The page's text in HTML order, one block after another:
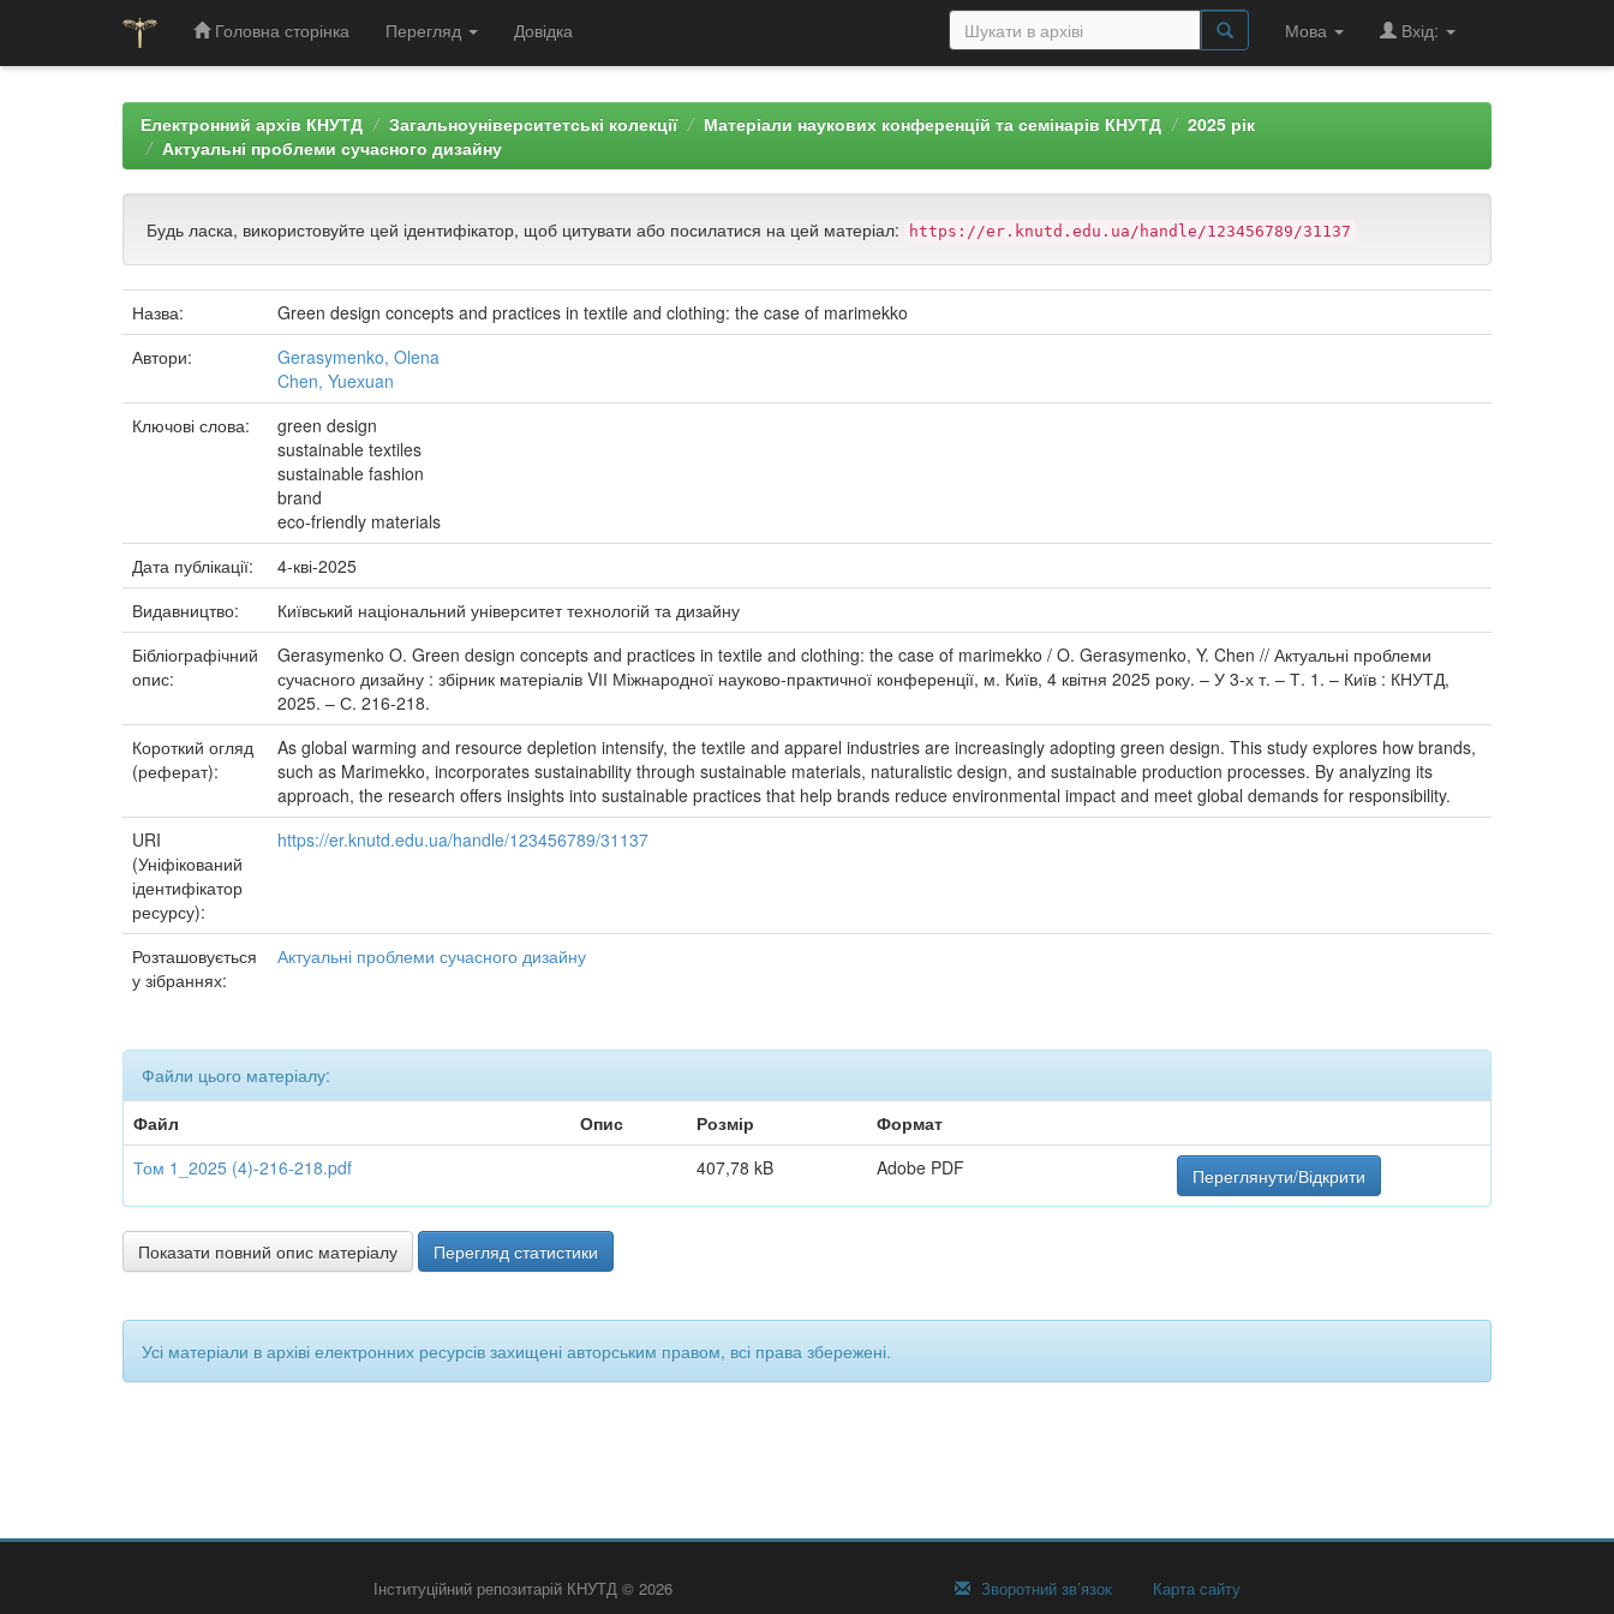
Головна сторінка Перегляд Довідка Мова Вхід:
Електронний архів КНУТД Загальноуніверситетські колекції Матеріали наукових конференцій та семінарів КНУТД
2025 рік
Актуальні проблеми сучасного дизайну
Будь ласка, використовуйте цей ідентифікатор, щоб цитувати або посилатися на цей матеріал: https://er.knutd.edu.ua/handle/123456789/31137
Назва:
Green design concepts and practices in textile and clothing: the case of marimekko
Автори:
Gerasymenko, Olena
Chen, Yuexuan
Ключові слова:
green design
sustainable textiles
sustainable fashion
brand
eco-friendly materials
Дата публікації:
4-кві-2025
Видавництво:
Київський національний університет технологій та дизайну
Бібліографічний
опис:
Gerasymenko O. Green design concepts and practices in textile and clothing: the case of marimekko / O. Gerasymenko, Y. Chen // Актуальні проблеми
сучасного дизайну : збірник матеріалів VІІ Міжнародної науково-практичної конференції, м. Київ, 4 квітня 2025 року. – У 3-х т. – Т. 1. – Київ : КНУТД,
2025. – С. 216-218.
Короткий огляд
(реферат):
As global warming and resource depletion intensify, the textile and apparel industries are increasingly adopting green design. This study explores how brands,
such as Marimekko, incorporates sustainability through sustainable materials, naturalistic design, and sustainable production processes. By analyzing its
approach, the research offers insights into sustainable practices that help brands reduce environmental impact and meet global demands for responsibility.
URI
(Уніфікований
ідентифікатор
ресурсу):
https://er.knutd.edu.ua/handle/123456789/31137
Розташовується
у зібраннях:
Актуальні проблеми сучасного дизайну
Файли цього матеріалу:
Файл
Опис Розмір
Формат
Том 1_2025 (4)-216-218.pdf
407,78 kB Adobe PDF Переглянути/Відкрити
Показати повний опис матеріалу Перегляд статистики
Усі матеріали в архіві електронних ресурсів захищені авторським правом, всі права збережені.
Інституційний репозитарій КНУТД © 2026 Зворотний зв’язок Карта сайту